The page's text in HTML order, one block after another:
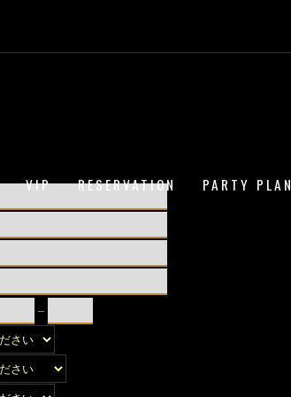
VIP RESERVATION PARTY PLAN
–